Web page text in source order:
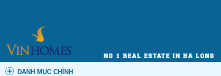
DANH MỤC CHÍNH